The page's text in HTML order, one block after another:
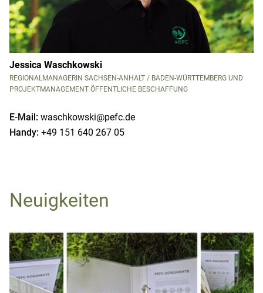
Jessica Waschkowski
REGIONALMANAGERIN SACHSEN-ANHALT / BADEN-WÜRTTEMBERG UND
PROJEKTMANAGEMENT ÖFFENTLICHE BESCHAFFUNG
E-Mail: waschkowski@pefc.de
Handy: +49 151 640 267 05
Neuigkeiten